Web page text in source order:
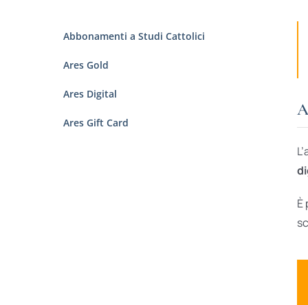
È
Abbonamenti a Studi Cattolici
Ares Gold
Ares Digital
Ares Gift Card